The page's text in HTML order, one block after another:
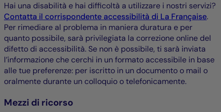
Hai una disabilità e hai difficoltà a utilizzare i nostri servizi?
Contatta il corrispondente accessibilità di La Française.
Per rimediare al problema in maniera duratura e per
quanto possibile, sarà privilegiata la correzione online del
difetto di accessibilità. Se non è possibile, ti sarà inviata
l’informazione che cerchi in un formato accessibile in base
alle tue preferenze: per iscritto in un documento o mail o
oralmente durante un colloquio o telefonicamente.
Mezzi di ricorso